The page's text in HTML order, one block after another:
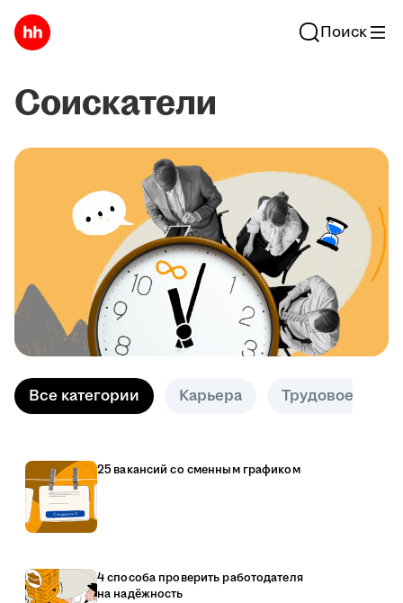
Поиск
Соискатели
Все категории Карьера Трудовое право
25 вакансий со сменным графиком
4 способа проверить работодателя
на надёжность